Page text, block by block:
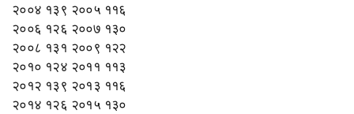
२००४ १३९ २००५ ११६
२००६ १२६ २००७ १३०
२००८ १३१ २००९ १२२
२०१० १२४ २०११ ११३
२०१२ १३९ २०१३ ११६
२०१४ १२६ २०१५ १३०